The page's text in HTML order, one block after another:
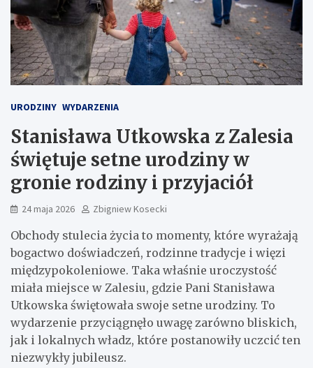
URODZINY WYDARZENIA
Stanisława Utkowska z Zalesia
świętuje setne urodziny w
gronie rodziny i przyjaciół
24 maja 2026 Zbigniew Kosecki
Obchody stulecia życia to momenty, które wyrażają
bogactwo doświadczeń, rodzinne tradycje i więzi
międzypokoleniowe. Taka właśnie uroczystość
miała miejsce w Zalesiu, gdzie Pani Stanisława
Utkowska świętowała swoje setne urodziny. To
wydarzenie przyciągnęło uwagę zarówno bliskich,
jak i lokalnych władz, które postanowiły uczcić ten
niezwykły jubileusz.